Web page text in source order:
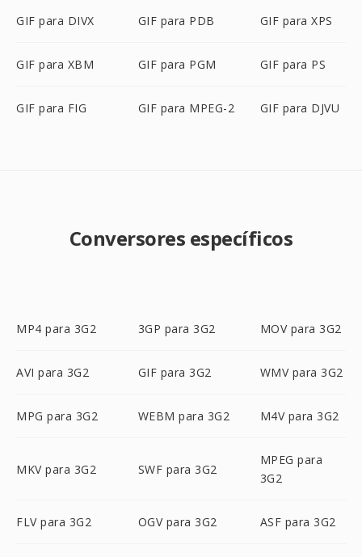
GIF para DIVX GIF para PDB GIF para XPS
GIF para XBM GIF para PGM GIF para PS
GIF para FIG GIF para MPEG-2 GIF para DJVU
Conversores específicos
MP4 para 3G2 3GP para 3G2 MOV para 3G2
AVI para 3G2 GIF para 3G2 WMV para 3G2
MPG para 3G2 WEBM para 3G2 M4V para 3G2
MKV para 3G2 SWF para 3G2
MPEG para
3G2
FLV para 3G2 OGV para 3G2 ASF para 3G2